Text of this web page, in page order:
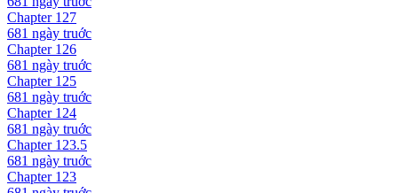
Chapter 127
681 ngày truớc
Chapter 126
681 ngày truớc
Chapter 125
681 ngày truớc
Chapter 124
681 ngày truớc
Chapter 123.5
681 ngày truớc
Chapter 123